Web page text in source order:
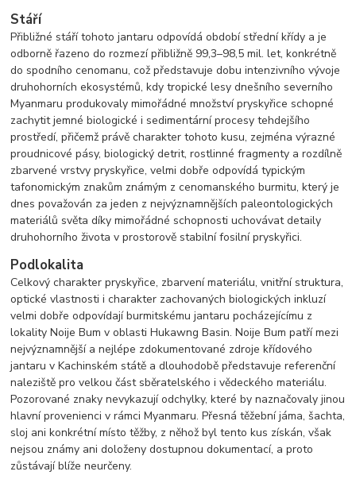
Stáří
Přibližné stáří tohoto jantaru odpovídá období střední křídy a je
odborně řazeno do rozmezí přibližně 99,3–98,5 mil. let, konkrétně
do spodního cenomanu, což představuje dobu intenzivního vývoje
druhohorních ekosystémů, kdy tropické lesy dnešního severního
Myanmaru produkovaly mimořádné množství pryskyřice schopné
zachytit jemné biologické i sedimentární procesy tehdejšího
prostředí, přičemž právě charakter tohoto kusu, zejména výrazné
proudnicové pásy, biologický detrit, rostlinné fragmenty a rozdílně
zbarvené vrstvy pryskyřice, velmi dobře odpovídá typickým
tafonomickým znakům známým z cenomanského burmitu, který je
dnes považován za jeden z nejvýznamnějších paleontologických
materiálů světa díky mimořádné schopnosti uchovávat detaily
druhohorního života v prostorově stabilní fosilní pryskyřici.
Podlokalita
Celkový charakter pryskyřice, zbarvení materiálu, vnitřní struktura,
optické vlastnosti i charakter zachovaných biologických inkluzí
velmi dobře odpovídají burmitskému jantaru pocházejícímu z
lokality Noije Bum v oblasti Hukawng Basin. Noije Bum patří mezi
nejvýznamnější a nejlépe zdokumentované zdroje křídového
jantaru v Kachinském státě a dlouhodobě představuje referenční
naleziště pro velkou část sběratelského i vědeckého materiálu.
Pozorované znaky nevykazují odchylky, které by naznačovaly jinou
hlavní provenienci v rámci Myanmaru. Přesná těžební jáma, šachta,
sloj ani konkrétní místo těžby, z něhož byl tento kus získán, však
nejsou známy ani doloženy dostupnou dokumentací, a proto
zůstávají blíže neurčeny.